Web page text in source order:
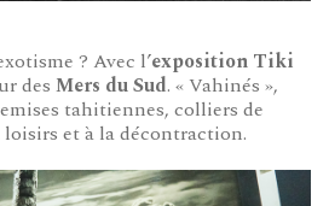
? Avec l’exposition Tiki
des Mers du Sud. « Vahinés »,
tahitiennes, colliers de
et à la décontraction.